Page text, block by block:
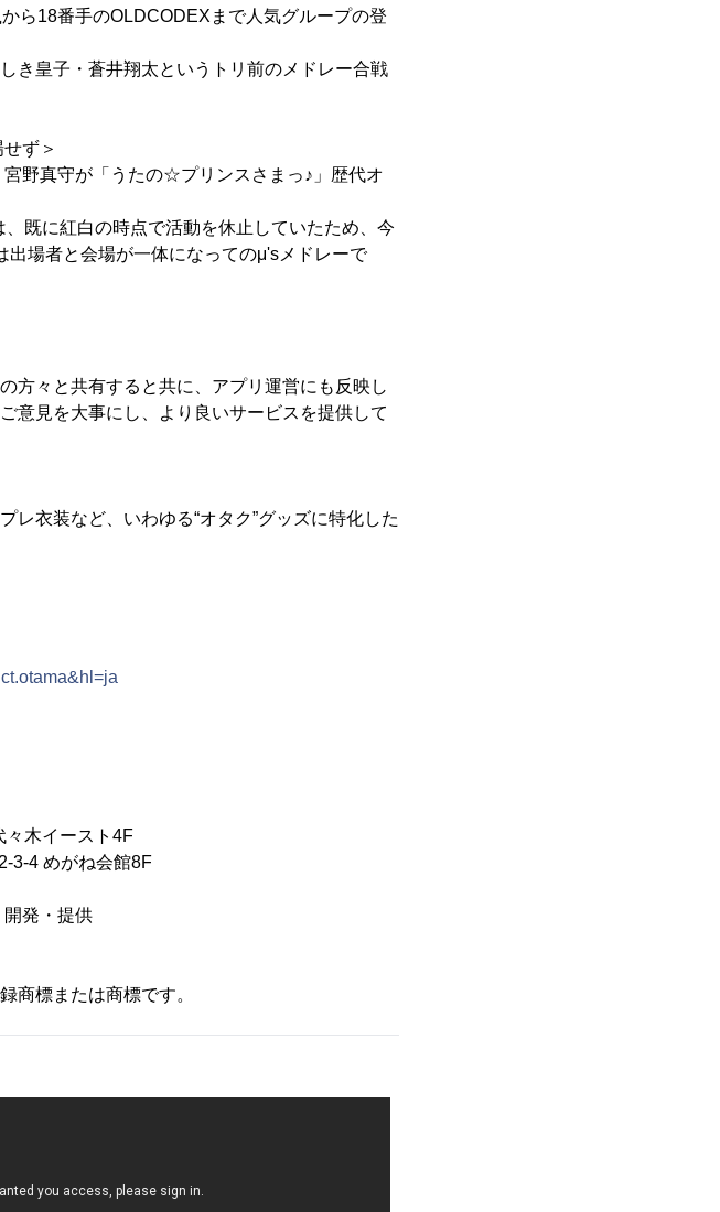
ら18番手のOLDCODEXまで人気グループの登
き皇子・蒼井翔太というトリ前のメドレー合戦
ず＞
野真守が「うたの☆プリンスさまっ♪」歴代オ
既に紅白の時点で活動を休止していたため、今
場者と会場が一体になってのμ'sメドレーで
方々と共有すると共に、アプリ運営にも反映し
意見を大事にし、より良いサービスを提供して
レ衣装など、いわゆる“オタク”グッズに特化した
木イースト4F
4 めがね会館8F
発・提供
商標または商標です。